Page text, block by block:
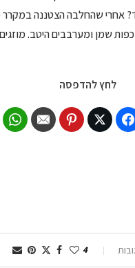
גרם שוקולד מריר עם 2 כפות שמן ומערבבים
לחץ להדפסה
4